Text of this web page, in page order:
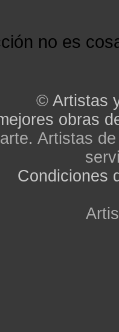
no es
© Artistas
obras
Artistas
Condiciones